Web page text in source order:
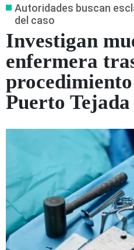
Autoridades buscan
del caso
Investigan
enfermera
Puerto Tejada